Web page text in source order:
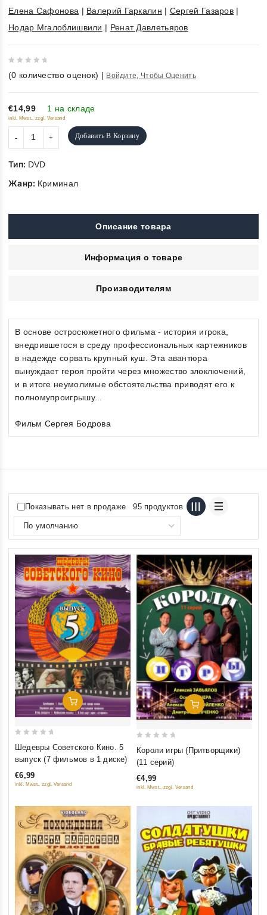
Елена Сафонова | Валерий Гаркалин | Сергей Газаров |
Нодар Мгалоблишвили | Ренат Давлетьяров
out
of
5
(0 количество оценок) | Войдите, Чтобы Оценить
€14,99 1 на складе
inkl. Mwst., zzgl. Versand
Добавить В Корзину
Тип: DVD
Жанр: Криминал
Описание товара
Информация о товаре
Производителям
В основе остросюжетного фильма - история игрока,
внедрившегося в среду профессиональных картежников
в надежде сорвать крупный куш. Эта авантюра
вынуждает героя пройти через множество злоключений,
и в итоге неумолимые обстоятельства приводят его к
полномупроигрышу...
Фильм Сергея Бодрова
Показывать нет в продаже 95 продуктов
Добавить В Корзину
out
5
Шедевры Советского Кино. 5
выпуск (7 фильмов в 1 диске)
€6,99
inkl. Mwst., zzgl. Versand
Добавить В Корзину
out
5
Короли игры (Притворщики)
(11 серий)
€4,99
inkl. Mwst., zzgl. Versand